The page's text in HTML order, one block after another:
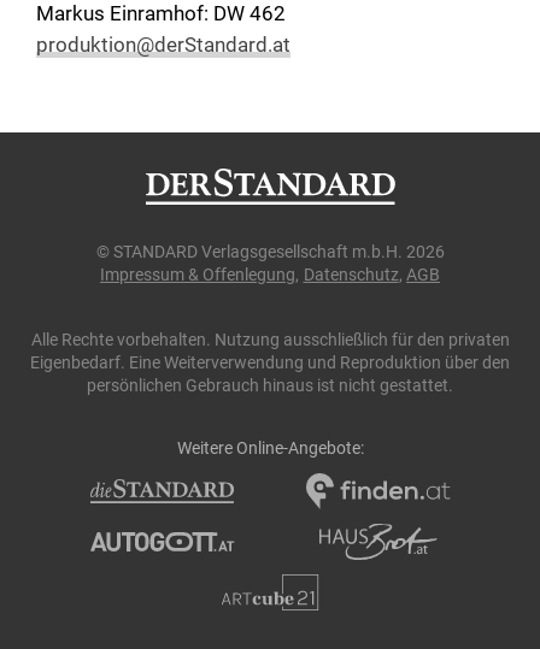
Markus Einramhof: DW 462
produktion@derStandard.at
© STANDARD Verlagsgesellschaft m.b.H. 2026
Impressum & Offenlegung Datenschutz AGB
Alle Rechte vorbehalten. Nutzung ausschließlich für den privaten
Eigenbedarf. Eine Weiterverwendung und Reproduktion über den
persönlichen Gebrauch hinaus ist nicht gestattet.
Weitere Online-Angebote: